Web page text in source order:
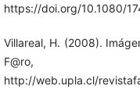
https://doi.org/10.1080/
Villareal, H. (2008).
http://web.upla.cl/